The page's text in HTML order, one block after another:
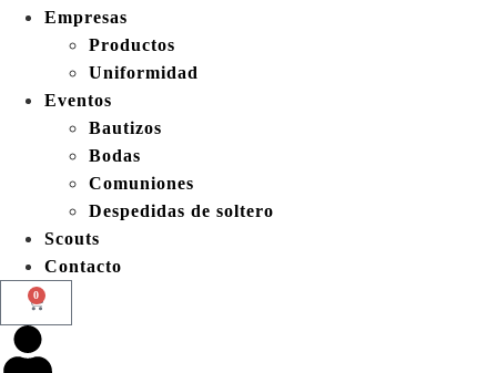
Empresas
Productos
Uniformidad
Eventos
Bautizos
Bodas
Comuniones
Despedidas de soltero
Scouts
Contacto
0